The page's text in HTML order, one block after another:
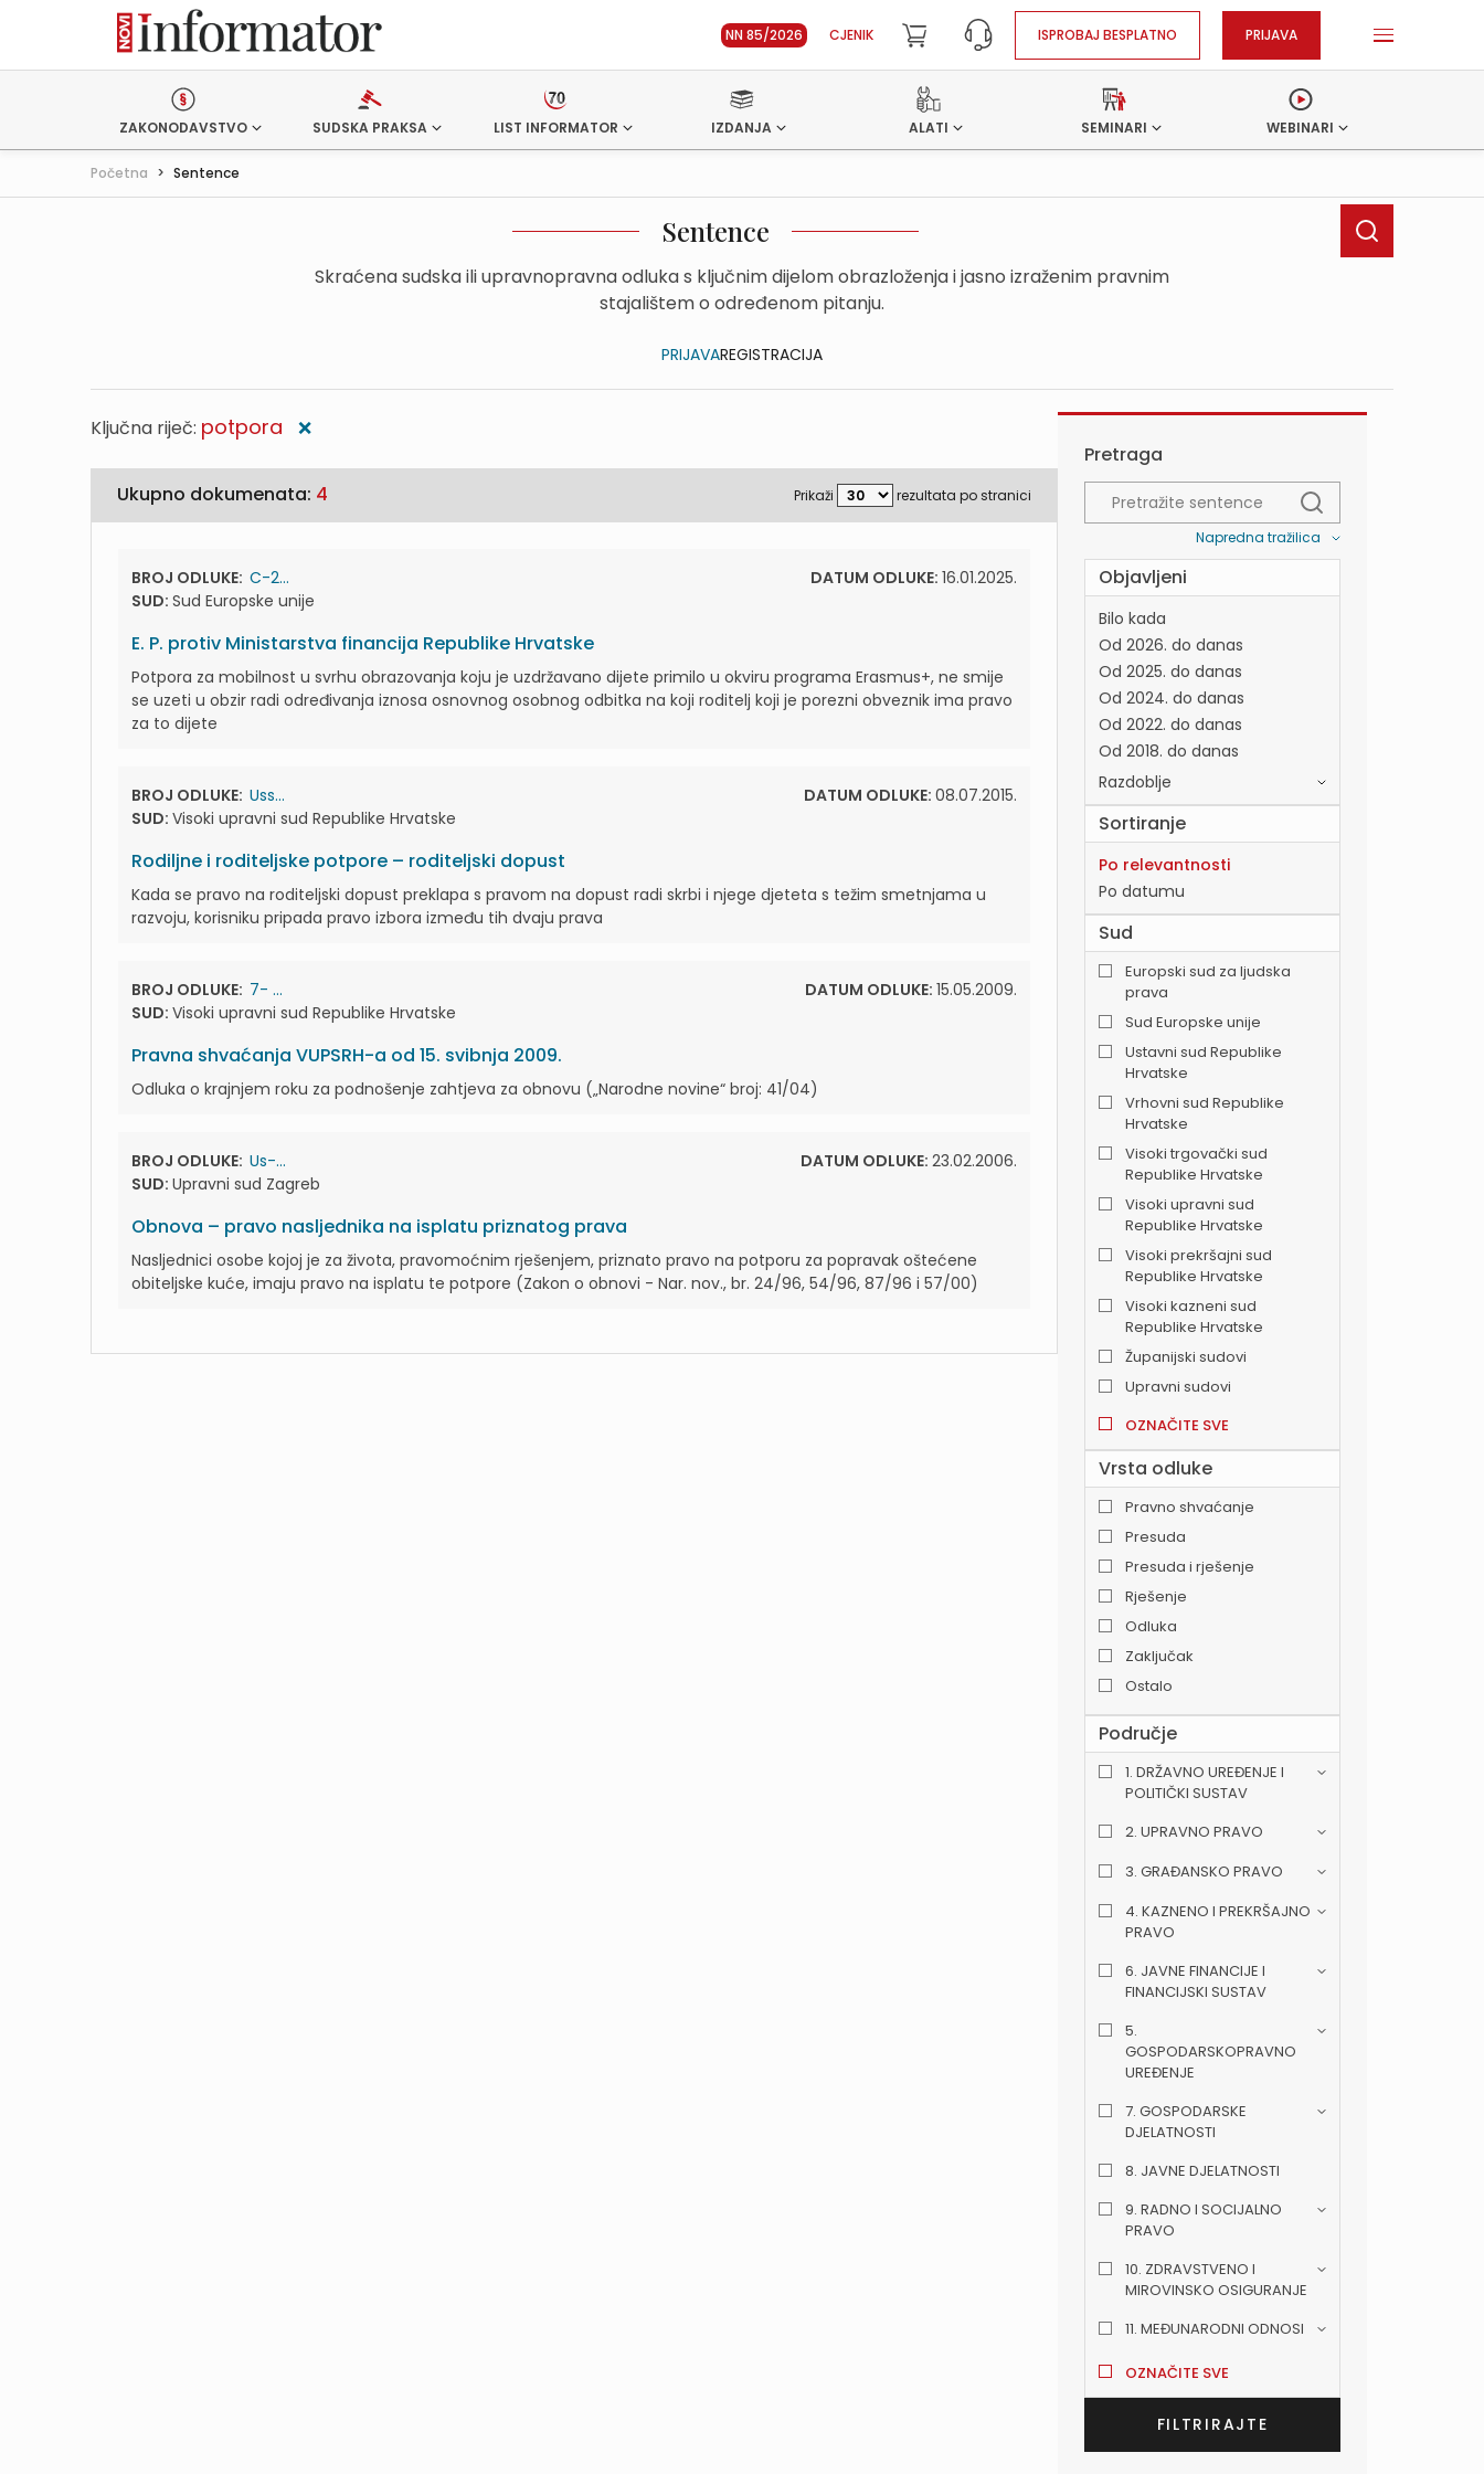
NN 85/2026 CJENIK ISPROBAJ BESPLATNO PRIJAVA
ZAKONODAVSTVO SUDSKA PRAKSA LIST INFORMATOR IZDANJA ALATI SEMINARI WEBINARI
Početna > Sentence
Sentence
Skraćena sudska ili upravnopravna odluka s ključnim dijelom obrazloženja i jasno izraženim pravnim
stajalištem o određenom pitanju.
PRIJAVAREGISTRACIJA
Ključna riječ: potpora ❌
Ukupno dokumenata: 4 Prikaži rezultata po stranici
BROJ ODLUKE: C-2...
SUD: Sud Europske unije
DATUM ODLUKE: 16.01.2025.
E. P. protiv Ministarstva financija Republike Hrvatske
Potpora za mobilnost u svrhu obrazovanja koju je uzdržavano dijete primilo u okviru programa Erasmus+, ne smije
se uzeti u obzir radi određivanja iznosa osnovnog osobnog odbitka na koji roditelj koji je porezni obveznik ima pravo
za to dijete
BROJ ODLUKE: Uss...
SUD: Visoki upravni sud Republike Hrvatske
DATUM ODLUKE: 08.07.2015.
Rodiljne i roditeljske potpore – roditeljski dopust
Kada se pravo na roditeljski dopust preklapa s pravom na dopust radi skrbi i njege djeteta s težim smetnjama u
razvoju, korisniku pripada pravo izbora između tih dvaju prava
BROJ ODLUKE: 7- ...
SUD: Visoki upravni sud Republike Hrvatske
DATUM ODLUKE: 15.05.2009.
Pravna shvaćanja VUPSRH-a od 15. svibnja 2009.
Odluka o krajnjem roku za podnošenje zahtjeva za obnovu („Narodne novine“ broj: 41/04)
BROJ ODLUKE: Us-...
SUD: Upravni sud Zagreb
DATUM ODLUKE: 23.02.2006.
Obnova – pravo nasljednika na isplatu priznatog prava
Nasljednici osobe kojoj je za života, pravomoćnim rješenjem, priznato pravo na potporu za popravak oštećene
obiteljske kuće, imaju pravo na isplatu te potpore (Zakon o obnovi - Nar. nov., br. 24/96, 54/96, 87/96 i 57/00)
Pretraga
Napredna tražilica
Objavljeni
Bilo kada
Od 2026. do danas
Od 2025. do danas
Od 2024. do danas
Od 2022. do danas
Od 2018. do danas
Razdoblje
Sortiranje
Po relevantnosti
Po datumu
Sud
Europski sud za ljudska
prava
Sud Europske unije
Ustavni sud Republike
Hrvatske
Vrhovni sud Republike
Hrvatske
Visoki trgovački sud
Republike Hrvatske
Visoki upravni sud
Republike Hrvatske
Visoki prekršajni sud
Republike Hrvatske
Visoki kazneni sud
Republike Hrvatske
Županijski sudovi
Upravni sudovi
OZNAČITE SVE
Vrsta odluke
Pravno shvaćanje
Presuda
Presuda i rješenje
Rješenje
Odluka
Zaključak
Ostalo
Područje
1. DRŽAVNO UREĐENJE I
POLITIČKI SUSTAV
2. UPRAVNO PRAVO
3. GRAĐANSKO PRAVO
4. KAZNENO I PREKRŠAJNO
PRAVO
6. JAVNE FINANCIJE I
FINANCIJSKI SUSTAV
5.
GOSPODARSKOPRAVNO
UREĐENJE
7. GOSPODARSKE
DJELATNOSTI
8. JAVNE DJELATNOSTI
9. RADNO I SOCIJALNO
PRAVO
10. ZDRAVSTVENO I
MIROVINSKO OSIGURANJE
11. MEĐUNARODNI ODNOSI
OZNAČITE SVE